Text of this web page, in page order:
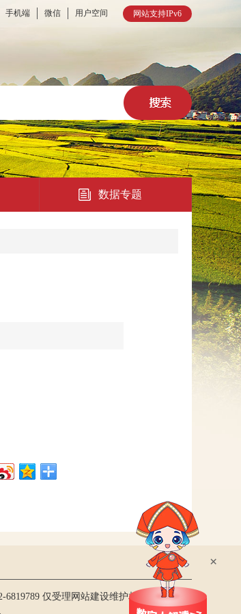
网站支持IPv6
手机端 微信 用户空间
数据专题
×
仅受理网站建设维护相关事宜